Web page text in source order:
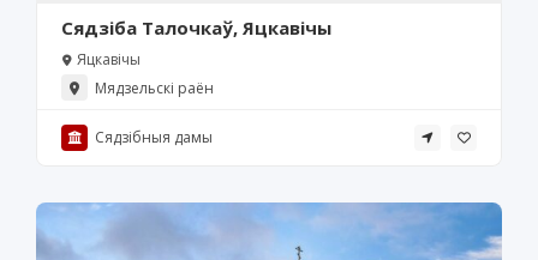
Сядзіба Талочкаў, Яцкавічы
Яцкавічы
Мядзельскі раён
Сядзібныя дамы